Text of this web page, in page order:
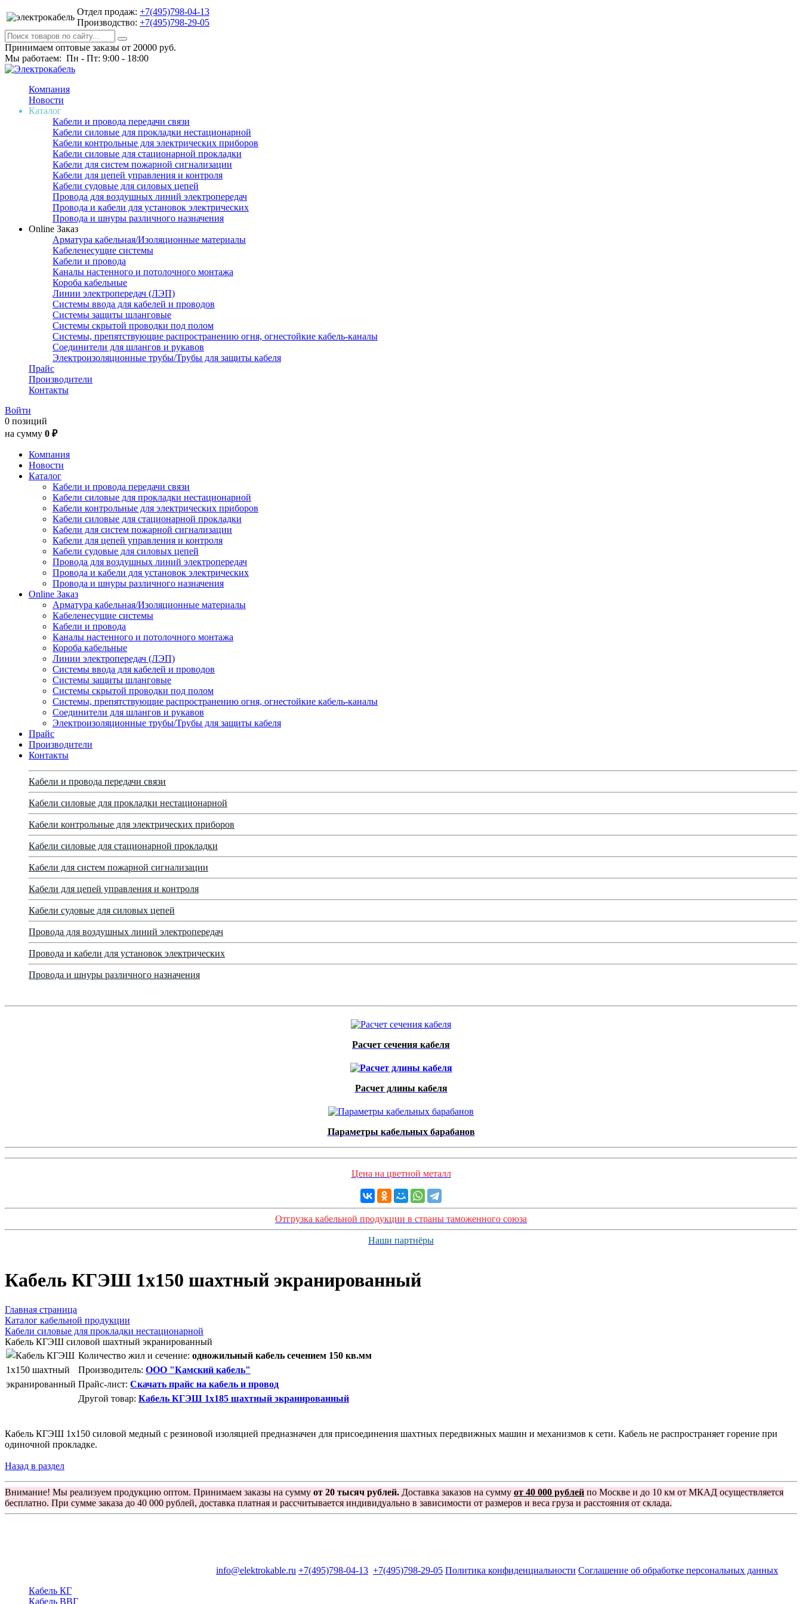
Отдел продаж: +7(495)798-04-13
Производство: +7(495)798-29-05
Принимаем оптовые заказы от 20000 руб.
Мы работаем: Пн - Пт: 9:00 - 18:00
Компания
Новости
Каталог
Кабели и провода передачи связи
Кабели силовые для прокладки нестационарной
Кабели контрольные для электрических приборов
Кабели силовые для стационарной прокладки
Кабели для систем пожарной сигнализации
Кабели для цепей управления и контроля
Кабели судовые для силовых цепей
Провода для воздушных линий электропередач
Провода и кабели для установок электрических
Провода и шнуры различного назначения
Online Заказ
Арматура кабельная/Изоляционные материалы
Кабеленесущие системы
Кабели и провода
Каналы настенного и потолочного монтажа
Короба кабельные
Линии электропередач (ЛЭП)
Системы ввода для кабелей и проводов
Системы защиты шланговые
Системы скрытой проводки под полом
Системы, препятствующие распространению огня, огнестойкие кабель-каналы
Соединители для шлангов и рукавов
Электроизоляционные трубы/Трубы для защиты кабеля
Прайс
Производители
Контакты
Войти
0 позиций
на сумму 0 ₽
Компания
Новости
Каталог
Кабели и провода передачи связи
Кабели силовые для прокладки нестационарной
Кабели контрольные для электрических приборов
Кабели силовые для стационарной прокладки
Кабели для систем пожарной сигнализации
Кабели для цепей управления и контроля
Кабели судовые для силовых цепей
Провода для воздушных линий электропередач
Провода и кабели для установок электрических
Провода и шнуры различного назначения
Online Заказ
Арматура кабельная/Изоляционные материалы
Кабеленесущие системы
Кабели и провода
Каналы настенного и потолочного монтажа
Короба кабельные
Линии электропередач (ЛЭП)
Системы ввода для кабелей и проводов
Системы защиты шланговые
Системы скрытой проводки под полом
Системы, препятствующие распространению огня, огнестойкие кабель-каналы
Соединители для шлангов и рукавов
Электроизоляционные трубы/Трубы для защиты кабеля
Прайс
Производители
Контакты
Кабели и провода передачи связи
Кабели силовые для прокладки нестационарной
Кабели контрольные для электрических приборов
Кабели силовые для стационарной прокладки
Кабели для систем пожарной сигнализации
Кабели для цепей управления и контроля
Кабели судовые для силовых цепей
Провода для воздушных линий электропередач
Провода и кабели для установок электрических
Провода и шнуры различного назначения
Расчет сечения кабеля
Расчет длины кабеля
Параметры кабельных барабанов
Цена на цветной металл
Отгрузка кабельной продукции в страны таможенного союза
Наши партнёры
Кабель КГЭШ 1x150 шахтный экранированный
Главная страница
Каталог кабельной продукции
Кабели силовые для прокладки нестационарной
Кабель КГЭШ силовой шахтный экранированный
Количество жил и сечение: одножильный кабель сечением 150 кв.мм
Производитель: ООО "Камский кабель"
Прайс-лист: Скачать прайс на кабель и провод
Другой товар: Кабель КГЭШ 1x185 шахтный экранированный
Кабель КГЭШ 1x150 силовой медный с резиновой изоляцией предназначен для присоединения шахтных передвижных машин и механизмов к сети. Кабель не распространяет горение при
одиночной прокладке.
Назад в раздел
Внимание! Мы реализуем продукцию оптом. Принимаем заказы на сумму от 20 тысяч рублей. Доставка заказов на сумму от 40 000 рублей по Москве и до 10 км от МКАД осуществляется
бесплатно. При сумме заказа до 40 000 рублей, доставка платная и рассчитывается индивидуально в зависимости от размеров и веса груза и расстояния от склада.
info@elektrokable.ru +7(495)798-04-13 +7(495)798-29-05 Политика конфиденциальности Соглашение об обработке персональных данных
Кабель КГ
Кабель ВВГ